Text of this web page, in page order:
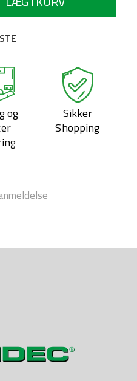
og
Sikker
Shopping